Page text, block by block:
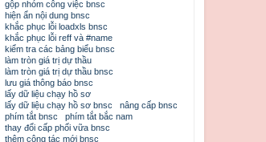
gộp nhóm công việc bnsc
hiện ẩn nội dung bnsc
khắc phục lỗi loadxls bnsc
khắc phục lỗi reff và #name
kiểm tra các bảng biểu bnsc
làm tròn giá trị dự thầu
làm tròn giá trị dự thầu bnsc
lưu giá thông báo bnsc
lấy dữ liệu chạy hồ sơ
lấy dữ liệu chạy hồ sơ bnsc
nâng cấp bnsc
phím tắt bnsc
phím tắt bắc nam
thay đổi cấp phối vữa bnsc
thêm công tác mới bnsc